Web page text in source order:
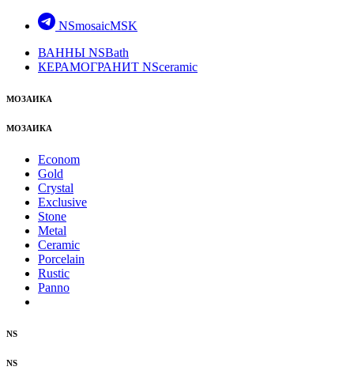
NSmosaicMSK
ВАННЫ NSBath
КЕРАМОГРАНИТ NSceramic
МОЗАИКА
МОЗАИКА
Econom
Gold
Crystal
Exclusive
Stone
Metal
Ceramic
Porcelain
Rustic
Panno
NS
NS